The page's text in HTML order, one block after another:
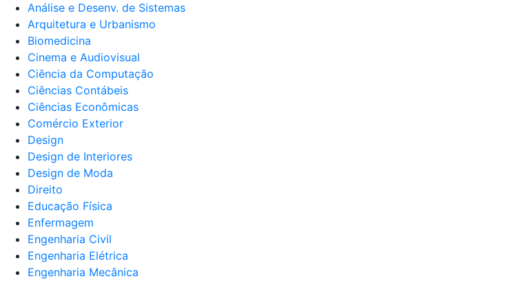
Análise e Desenv. de Sistemas
Arquitetura e Urbanismo
Biomedicina
Cinema e Audiovisual
Ciência da Computação
Ciências Contábeis
Ciências Econômicas
Comércio Exterior
Design
Design de Interiores
Design de Moda
Direito
Educação Física
Enfermagem
Engenharia Civil
Engenharia Elétrica
Engenharia Mecânica